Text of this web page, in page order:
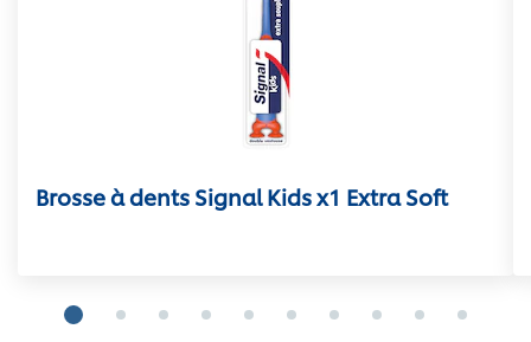
Brosse à dents Signal Kids x1 Extra Soft